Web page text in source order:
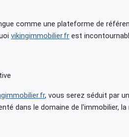
comme une plateforme de
vikingimmobilier.fr est
, vous serez séduit par
dans le domaine de l'immobilier,